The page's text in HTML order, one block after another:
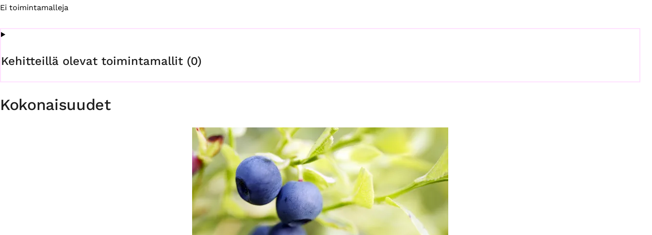
Ei toimintamalleja
Kehitteillä olevat toimintamallit (0)
Kokonaisuudet